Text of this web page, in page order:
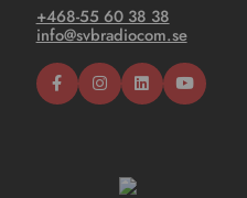
+468-55 60 38 38
info@svbradiocom.se